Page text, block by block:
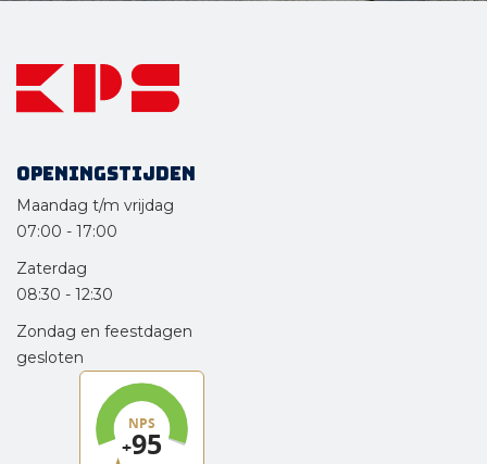
Openingstijden
Maandag t/m vrijdag
07:00 - 17:00
Zaterdag
08:30 - 12:30
Zondag en feestdagen
gesloten